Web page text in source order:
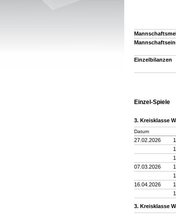
Einzelbilanzen
Einzel-Spiele
3. Kreisklasse
Datum
27.02.2026
07.03.2026
16.04.2026
3. Kreisklasse